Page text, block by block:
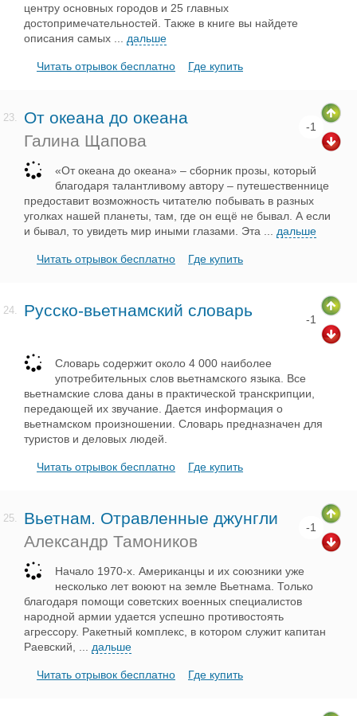
центру основных городов и 25 главных
достопримечательностей. Также в книге вы найдете
описания самых
дальше
Читать отрывок бесплатно Где купить
23.
От океана до океана
Галина Щапова
-1
«От океана до океана» – сборник прозы, который
благодаря талантливому автору – путешественнице
предоставит возможность читателю побывать в разных
уголках нашей планеты, там, где он ещё не бывал. А если
и бывал, то увидеть мир иными глазами. Эта
дальше
Читать отрывок бесплатно Где купить
24. Русско-вьетнамский словарь -1
Словарь содержит около 4 000 наиболее
употребительных слов вьетнамского языка. Все
вьетнамские слова даны в практической транскрипции,
передающей их звучание. Дается информация о
вьетнамском произношении. Словарь предназначен для
туристов и деловых людей.
Читать отрывок бесплатно Где купить
25.
Вьетнам. Отравленные джунгли
Александр Тамоников
-1
Начало 1970-х. Американцы и их союзники уже
несколько лет воюют на земле Вьетнама. Только
благодаря помощи советских военных специалистов
народной армии удается успешно противостоять
агрессору. Ракетный комплекс, в котором служит капитан
Раевский,
дальше
Читать отрывок бесплатно Где купить